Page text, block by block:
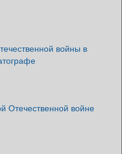
войны в
Отечественной войне